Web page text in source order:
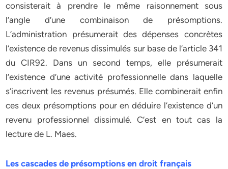
consisterait à prendre le même raisonnement sous
l’angle d’une combinaison de présomptions.
L’administration présumerait des dépenses concrètes
l’existence de revenus dissimulés sur base de l’article 341
du CIR92. Dans un second temps, elle présumerait
l’existence d’une activité professionnelle dans laquelle
s’inscrivent les revenus présumés. Elle combinerait enfin
ces deux présomptions pour en déduire l’existence d’un
revenu professionnel dissimulé. C’est en tout cas la
lecture de L. Maes.
Les cascades de présomptions en droit français